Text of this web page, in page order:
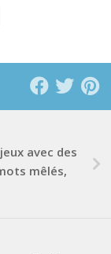
avec des
mêlés,